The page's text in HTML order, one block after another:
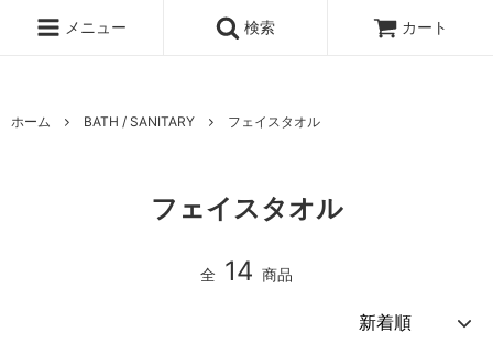
メニュー
検索 カート
ホーム BATH / SANITARY フェイスタオル
フェイスタオル
全 14 商品